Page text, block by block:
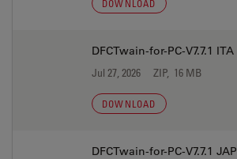
DOWNLOAD
DFCTwain-for-PC-V7.7.1 ITA
Jul 27, 2026 ZIP, 16 MB
DOWNLOAD
DFCTwain-for-PC-V7.7.1 JAP